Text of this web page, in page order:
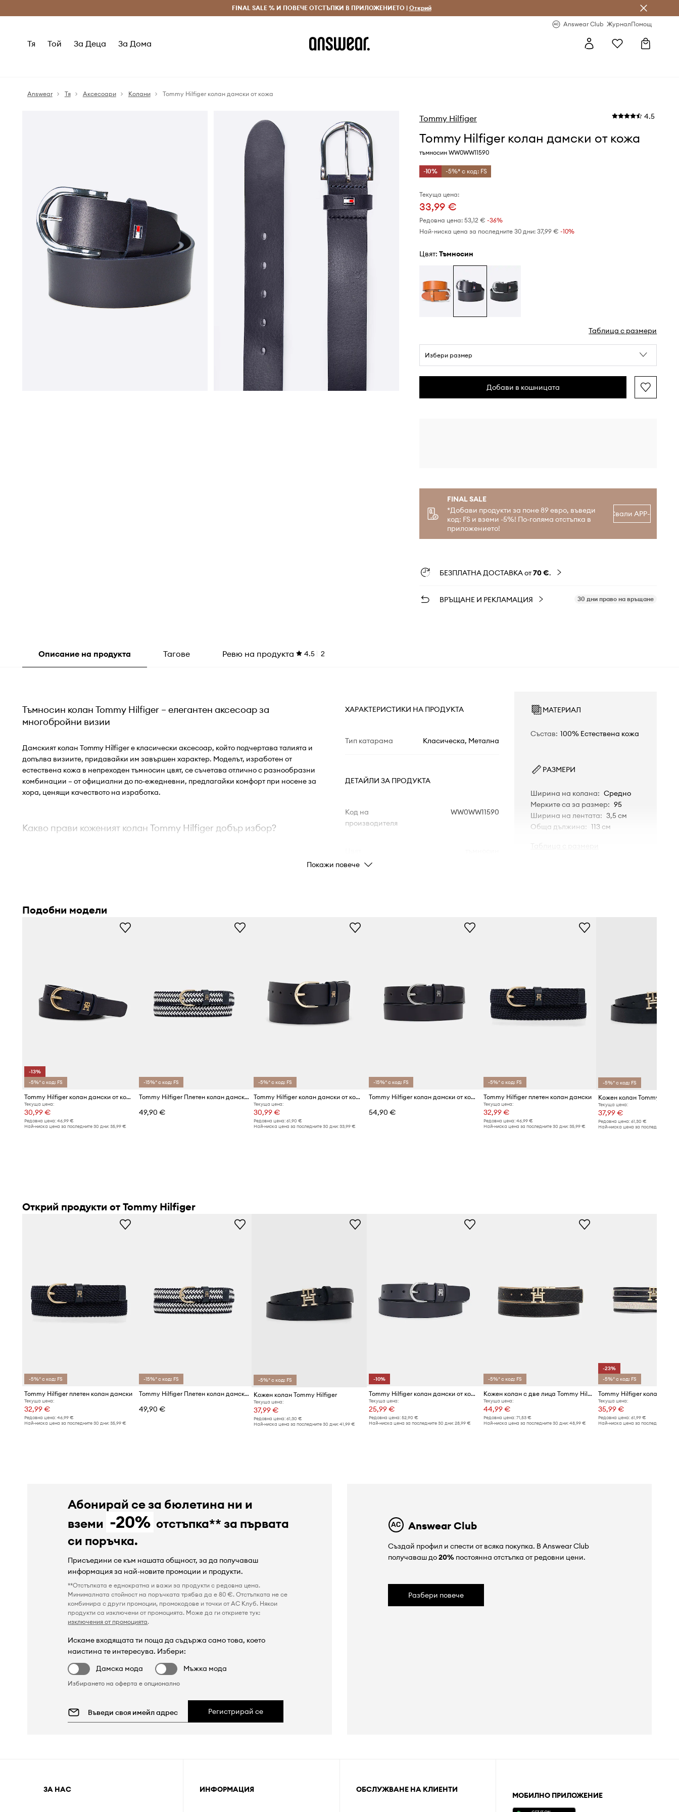
Безплатни доставка и връщане за поръчки над 70 EUR Доставка 1-5 дни
FINAL SALE % И ПОВЕЧЕ ОТСТЪПКИ В ПРИЛОЖЕНИЕТО | Открий
Answear Club ЖурналПомощ
Тя Той За Деца За Дома
Answear Тя Аксесоари Колани Tommy Hilfiger колан дамски от кожа
Tommy Hilfiger 4.5
Tommy Hilfiger колан дамски от кожа
тъмносин WW0WW11590
-10% -5%* с код: FS
Текуща цена:
33,99 €
Редовна цена: 53,12 € -36%
Най-ниска цена за последните 30 дни: 37,99 € -10%
Цвят: тъмносин
Таблица с размери
Избери размер
Добави в кошницата
FINAL SALE
*Добави продукти за поне 89 евро, въведи
код: FS и вземи -5%! По-голяма отстъпка в
приложението!
Свали APP-а
БЕЗПЛАТНА ДОСТАВКА от70 €.
ВРЪЩАНЕ И РЕКЛАМАЦИЯ 30 дни право на връщане
Описание на продукта Тагове Ревю на продукта 4.5 2
Тъмносин колан Tommy Hilfiger – елегантен аксесоар за
многобройни визии
Дамският колан Tommy Hilfiger е класически аксесоар, който подчертава талията и
допълва визиите, придавайки им завършен характер. Моделът, изработен от
естествена кожа в непреходен тъмносин цвят, се съчетава отлично с разнообразни
комбинации – от официални до по-ежедневни, предлагайки комфорт при носене за
хора, ценящи качеството на изработка.
Какво прави коженият колан Tommy Hilfiger добър избор?
Изработката от естествена кожа
вид за дълго време
стабилното задържане на колана
Гладката текстура на материалаподчертава минималистичния
характер и лекотата на съчетаване с дрехи
ХАРАКТЕРИСТИКИ НА ПРОДУКТА
Тип катарама Класическа, Метална
ДЕТАЙЛИ ЗА ПРОДУКТА
Код на
производителя
WW0WW11590
Код на продукта
МАТЕРИАЛ
Състав: 100% Естествена кожа
РАЗМЕРИ
Ширина на колана: Средно
Мерките са за размер: 95
Ширина на лентата: 3,5 см
Обща дължина: 113 см
Покажи повече
Подобни модели
-13%
-5%* с код: FS
Tommy Hilfiger колан дамски от кожа
Текуща цена:
30,99 €
Редовна цена: 46,99 €
Най-ниска цена за последните 30 дни: 35,99 €
-15%* с код: FS
Tommy Hilfiger Плетен колан дамски
49,90 €
-5%* с код: FS
Tommy Hilfiger колан дамски от кожа
Текуща цена:
30,99 €
Редовна цена: 61,90 €
Най-ниска цена за последните 30 дни: 33,99 €
-15%* с код: FS
Tommy Hilfiger колан дамски от кожа
54,90 €
-5%* с код: FS
Tommy Hilfiger плетен колан дамски
Текуща цена:
32,99 €
Редовна цена:46,99 €
Най-ниска цена за последните 30 дни:35,99 €
-5%* с код: FS
Кожен колан Tommy
Текуща цена:
37,99 €
Редовна цена: 61,30 €
Най-ниска цена за последните 30
Открий продукти от Tommy Hilfiger
-5%* с код: FS
Tommy Hilfiger плетен колан дамски
Текуща цена:
32,99 €
Редовна цена: 46,99 €
Най-ниска цена за последните 30 дни: 35,99 €
-15%* с код: FS
Tommy Hilfiger Плетен колан дамски
49,90 €
-5%* с код: FS
Кожен колан Tommy Hilfiger
Текуща цена:
37,99 €
Редовна цена: 61,30 €
Най-ниска цена за последните 30 дни: 41,99 €
-10%
Tommy Hilfiger колан дамски от кожа
Текуща цена:
25,99 €
Редовна цена: 52,90 €
Най-ниска цена за последните 30 дни: 28,99 €
-5%* с код: FS
Кожен колан с две лица Tommy Hilfiger
Текуща цена:
44,99 €
Редовна цена:71,53 €
Най-ниска цена за последните 30 дни:48,99 €
-23%
-5%* с код: FS
Tommy Hilfiger колан
Текуща цена:
35,99 €
Редовна цена: 61,99 €
Най-ниска цена за последните 30
Абонирай се за бюлетина ни и
вземи -20% отстъпка** за първата
си поръчка.
Присъедини се към нашата общност, за да получаваш
информация за най-новите промоции и продукти.
**Отстъпката е еднократна и важи за продукти с редовна цена.
Минималната стойност на поръчката трябва да е 80 €. Отстъпката не се
комбинира с други промоции, промокодове и точки от AC Клуб. Някои
продукти са изключени от промоцията. Може да ги откриете тук:
изключения от промоцията.
Искаме входящата ти поща да съдържа само това, което
наистина те интересува. Избери:
Дамска мода
Мъжка мода
Избирането на оферта е опционално
Регистрирай се
Answear Club
Създай профил и спести от всяка покупка. В Answear Club
получаваш до20%постоянна отстъпка от редовни цени.
Разбери повече
ЗА НАС ИНФОРМАЦИЯ ОБСЛУЖВАНЕ НА КЛИЕНТИ
МОБИЛНО ПРИЛОЖЕНИЕ